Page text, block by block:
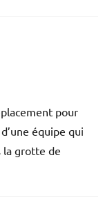
pour
équipe qui
la grotte de